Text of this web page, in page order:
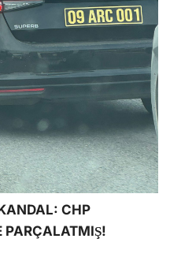
CHP
PARÇALATMIŞ!